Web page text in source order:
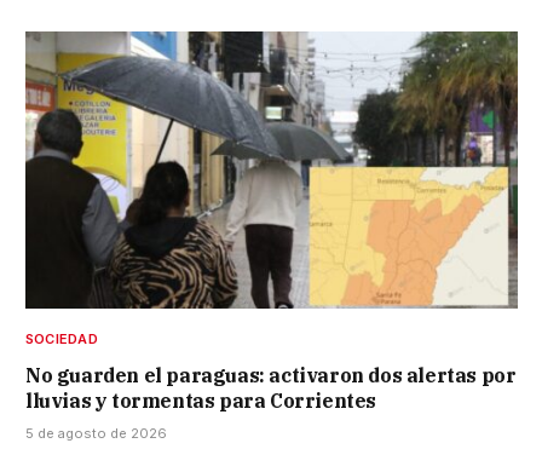
SOCIEDAD
No guarden el paraguas: activaron dos alertas por
lluvias y tormentas para Corrientes
5 de agosto de 2026